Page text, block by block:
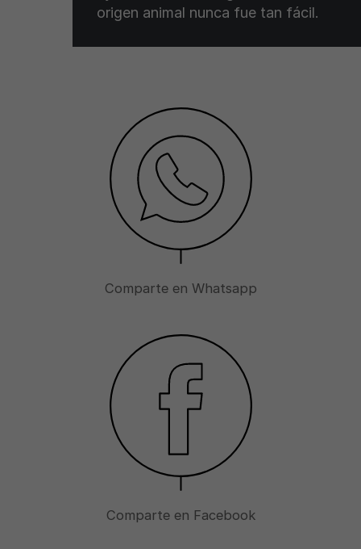
origen animal nunca fue tan fácil.
Comparte en Whatsapp
Comparte en Facebook